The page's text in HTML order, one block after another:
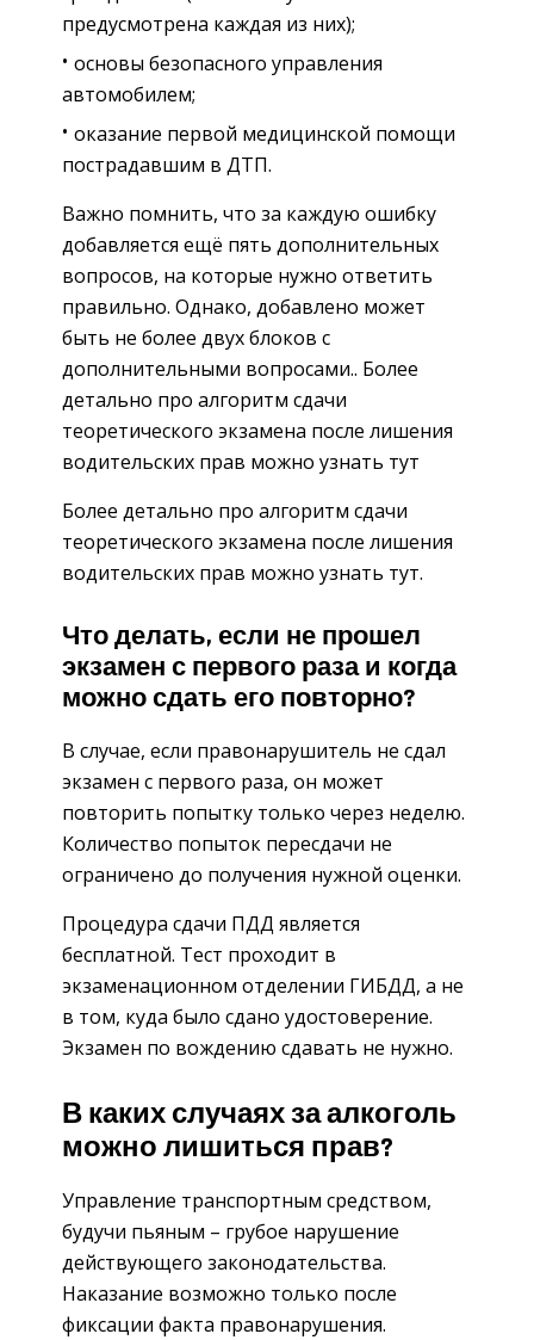
предусмотрена каждая из них);
основы безопасного управления
автомобилем;
оказание первой медицинской помощи
пострадавшим в ДТП.
Важно помнить, что за каждую ошибку
добавляется ещё пять дополнительных
вопросов, на которые нужно ответить
правильно. Однако, добавлено может
быть не более двух блоков с
дополнительными вопросами.. Более
детально про алгоритм сдачи
теоретического экзамена после лишения
водительских прав можно узнать тут
Более детально про алгоритм сдачи
теоретического экзамена после лишения
водительских прав можно узнать тут.
Что делать, если не прошел
экзамен с первого раза и когда
можно сдать его повторно?
В случае, если правонарушитель не сдал
экзамен с первого раза, он может
повторить попытку только через неделю.
Количество попыток пересдачи не
ограничено до получения нужной оценки.
Процедура сдачи ПДД является
бесплатной. Тест проходит в
экзаменационном отделении ГИБДД, а не
в том, куда было сдано удостоверение.
Экзамен по вождению сдавать не нужно.
В каких случаях за алкоголь
можно лишиться прав?
Управление транспортным средством,
будучи пьяным – грубое нарушение
действующего законодательства.
Наказание возможно только после
фиксации факта правонарушения.